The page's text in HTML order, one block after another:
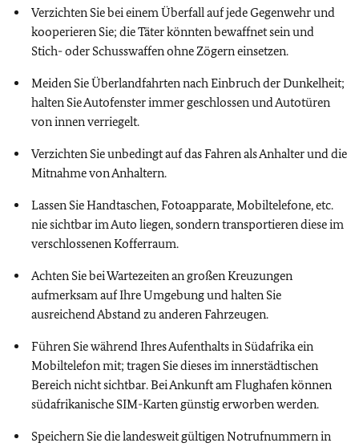
Verzichten Sie bei einem Überfall auf jede Gegenwehr und
kooperieren Sie; die Täter könnten bewaffnet sein und
Stich- oder Schusswaffen ohne Zögern einsetzen.
Meiden Sie Überlandfahrten nach Einbruch der Dunkelheit;
halten Sie Autofenster immer geschlossen und Autotüren
von innen verriegelt.
Verzichten Sie unbedingt auf das Fahren als Anhalter und die
Mitnahme von Anhaltern.
Lassen Sie Handtaschen, Fotoapparate, Mobiltelefone, etc.
nie sichtbar im Auto liegen, sondern transportieren diese im
verschlossenen Kofferraum.
Achten Sie bei Wartezeiten an großen Kreuzungen
aufmerksam auf Ihre Umgebung und halten Sie
ausreichend Abstand zu anderen Fahrzeugen.
Führen Sie während Ihres Aufenthalts in Südafrika ein
Mobiltelefon mit; tragen Sie dieses im innerstädtischen
Bereich nicht sichtbar. Bei Ankunft am Flughafen können
südafrikanische SIM-Karten günstig erworben werden.
Speichern Sie die landesweit gültigen Notrufnummern in